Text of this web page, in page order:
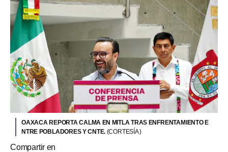
OAXACA REPORTA CALMA EN MITLA TRAS ENFRENTAMIENTO E
NTRE POBLADORES Y CNTE. (CORTESÍA )
Compartir en